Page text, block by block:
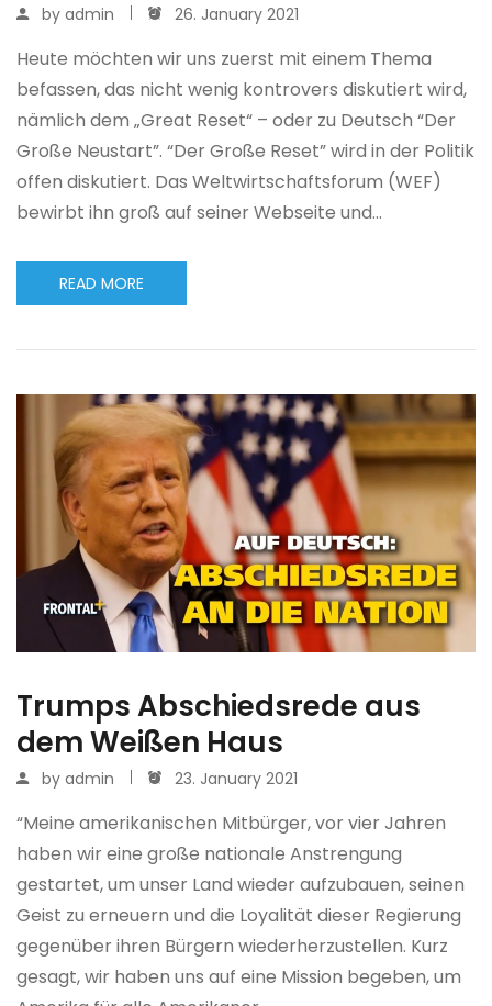
by admin 26. January 2021
Heute möchten wir uns zuerst mit einem Thema
befassen, das nicht wenig kontrovers diskutiert wird,
nämlich dem „Great Reset“ – oder zu Deutsch “Der
Große Neustart”. “Der Große Reset” wird in der Politik
offen diskutiert. Das Weltwirtschaftsforum (WEF)
bewirbt ihn groß auf seiner Webseite und…
READ MORE
Trumps Abschiedsrede aus
dem Weißen Haus
by admin 23. January 2021
“Meine amerikanischen Mitbürger, vor vier Jahren
haben wir eine große nationale Anstrengung
gestartet, um unser Land wieder aufzubauen, seinen
Geist zu erneuern und die Loyalität dieser Regierung
gegenüber ihren Bürgern wiederherzustellen. Kurz
gesagt, wir haben uns auf eine Mission begeben, um